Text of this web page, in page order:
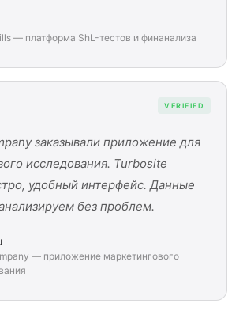
— платформа ShL-тестов и финанализа
VERIFIED
заказывали приложение для
исследования. Turbosite
удобный интерфейс. Данные
без проблем.
— приложение маркетингового